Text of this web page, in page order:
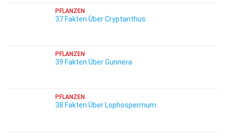
PFLANZEN
37 Fakten Über Cryptanthus
PFLANZEN
39 Fakten Über Gunnera
PFLANZEN
38 Fakten Über Lophospermum